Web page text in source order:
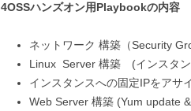
4OSSハンズオン用Playbookの内容
ネットワーク 構築（Security
Linux Server 構築 (インスタン
インスタンスへの固定IPをアサ
Web Server 構築 (Yum update